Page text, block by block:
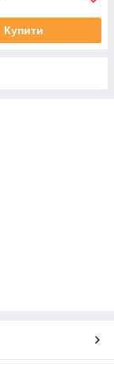
Купити